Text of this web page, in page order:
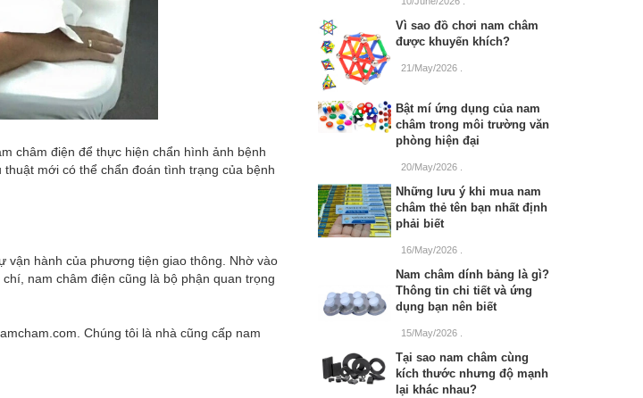
châm điện để thực hiện chẩn hình ảnh bệnh
mới có thể chẩn đoán tình trạng của bệnh
vận hành của phương tiện giao thông. Nhờ vào
nam châm điện cũng là bộ phận quan trọng
Chúng tôi là nhà cũng cấp nam
Vì sao đồ chơi nam châm
được khuyến khích?
21/May/2026
Bật mí ứng dụng của nam
châm trong môi trường văn
phòng hiện đại
20/May/2026
Những lưu ý khi mua nam
châm thẻ tên bạn nhất định
phải biết
16/May/2026
Nam châm dính bảng là gì?
Thông tin chi tiết và ứng
dụng bạn nên biết
15/May/2026
Tại sao nam châm cùng
kích thước nhưng độ mạnh
lại khác nhau?